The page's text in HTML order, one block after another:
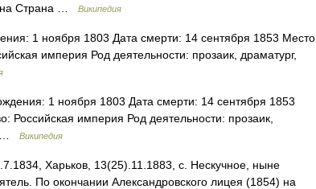
Страна …
Википедия
1 ноября 1803 Дата смерти: 14 сентября 1853 Место
империя Род деятельности: прозаик, драматург,
1 ноября 1803 Дата смерти: 14 сентября 1853
империя Род деятельности: прозаик,
…
Википедия
Харьков, 13(25).11.1883, с. Нескучное, ныне
По окончании Александровского лицея (1854) на